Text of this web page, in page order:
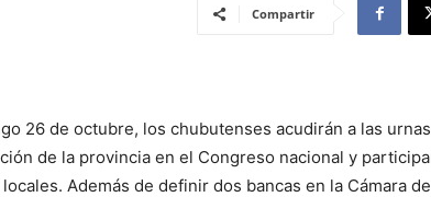
Compartir
26 de octubre, los chubutenses acudirán a las
de la provincia en el Congreso nacional y
Además de definir dos bancas en la Cámara